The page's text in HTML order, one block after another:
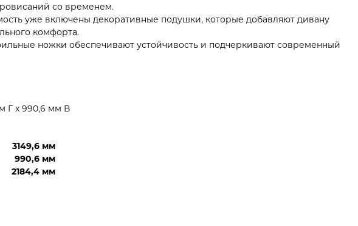
со временем.
уже включены декоративные подушки, которые добавляют дивану
комфорта.
ножки обеспечивают устойчивость и подчеркивают современный
Г x 990,6 мм В
3149,6 мм
990,6 мм
2184,4 мм